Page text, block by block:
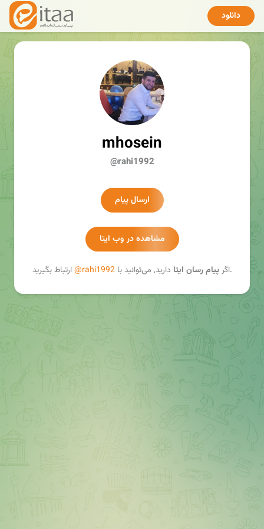
دانلود
mhosein
@rahi1992
ارسال پیام
مشاهده در وب ایتا
اگرپیام رسان ایتا دارید, می‌توانید با@rahi1992 ارتباط بگیرید.